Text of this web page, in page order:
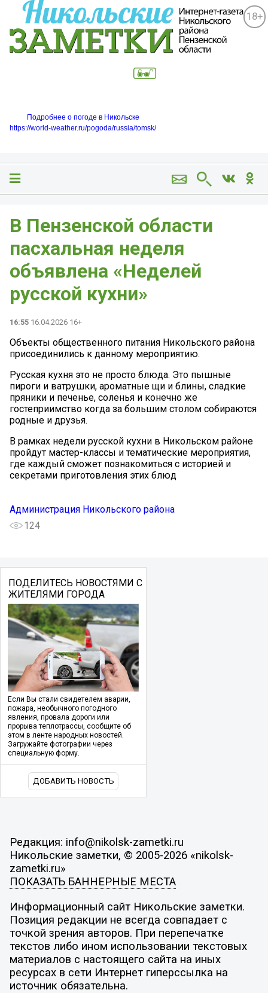
18+
Подробнее о погоде в Никольске
https://world-weather.ru/pogoda/russia/tomsk/
В Пензенской области
пасхальная неделя
объявлена «Неделей
русской кухни»
16:55 16.04.2026 16+
Объекты общественного питания Никольского района
присоединились к данному мероприятию.
Русская кухня это не просто блюда. Это пышные
пироги и ватрушки, ароматные щи и блины, сладкие
пряники и печенье, соленья и конечно же
гостеприимство когда за большим столом собираются
родные и друзья.
В рамках недели русской кухни в Никольском районе
пройдут мастер-классы и тематические мероприятия,
где каждый сможет познакомиться с историей и
секретами приготовления этих блюд
Администрация Никольского района
124
ПОДЕЛИТЕСЬ НОВОСТЯМИ С
ЖИТЕЛЯМИ ГОРОДА
Если Вы стали свидетелем аварии,
пожара, необычного погодного
явления, провала дороги или
прорыва теплотрассы, сообщите об
этом в ленте народных новостей.
Загружайте фотографии через
специальную форму.
ДОБАВИТЬ НОВОСТЬ
Редакция: info@nikolsk-zametki.ru
Никольские заметки, © 2005-2026 «nikolsk-
zametki.ru»
ПОКАЗАТЬ БАННЕРНЫЕ МЕСТА
Информационный сайт Никольские заметки.
Позиция редакции не всегда совпадает с
точкой зрения авторов. При перепечатке
текстов либо ином использовании текстовых
материалов с настоящего сайта на иных
ресурсах в сети Интернет гиперссылка на
источник обязательна.